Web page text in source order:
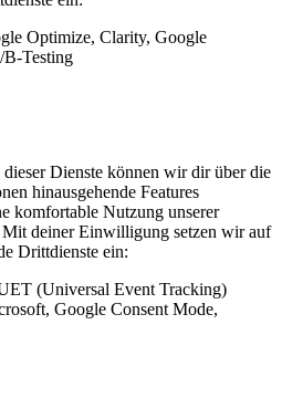
Optimize, Clarity, Google
B-Testing
Dienste können wir dir über die
hinausgehende Features
komfortable Nutzung unserer
Mit deiner Einwilligung setzen wir auf
Drittdienste ein:
(Universal Event Tracking)
Google Consent Mode,